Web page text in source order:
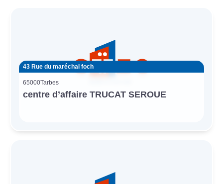
43 Rue du maréchal foch
65000Tarbes
centre d’affaire TRUCAT SEROUE